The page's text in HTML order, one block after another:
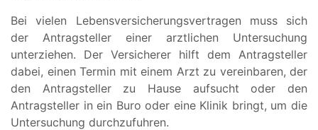
Bei vielen Lebensversicherungsvertragen muss sich
der Antragsteller einer arztlichen Untersuchung
unterziehen. Der Versicherer hilft dem Antragsteller
dabei, einen Termin mit einem Arzt zu vereinbaren, der
den Antragsteller zu Hause aufsucht oder den
Antragsteller in ein Buro oder eine Klinik bringt, um die
Untersuchung durchzufuhren.